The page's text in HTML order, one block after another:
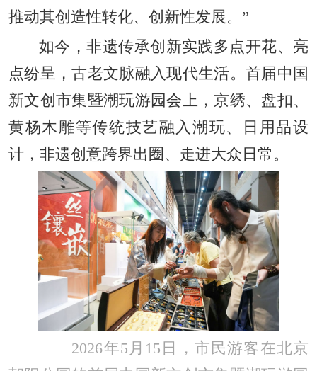
推动其创造性转化、创新性发展。”
如今，非遗传承创新实践多点开花、亮
点纷呈，古老文脉融入现代生活。首届中国
新文创市集暨潮玩游园会上，京绣、盘扣、
黄杨木雕等传统技艺融入潮玩、日用品设
计，非遗创意跨界出圈、走进大众日常。
2026年5月15日，市民游客在北京